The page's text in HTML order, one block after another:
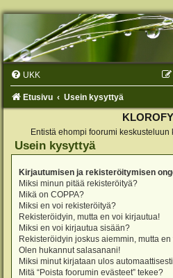
UKK
Etusivu Usein kysyttyä
Entistä ehompi foorumi
Usein kysyttyä
Kirjautumisen ja rekisteröitymisen
Miksi minun pitää rekisteröityä?
Mikä on COPPA?
Miksi en voi rekisteröityä?
Rekisteröidyin, mutta en voi kirjautua!
Miksi en voi kirjautua sisään?
Rekisteröidyin joskus aiemmin, mutta
Olen hukannut salasanani!
Miksi minut kirjataan ulos
Mitä “Poista foorumin evästeet” tekee?